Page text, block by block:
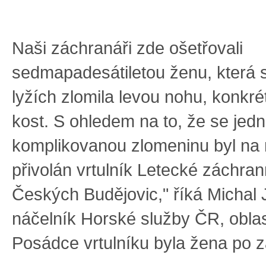
Naši záchranáři zde ošetřovali
sedmapadesátiletou ženu, která
lyžích zlomila levou nohu,
kost. S ohledem na to, že se
komplikovanou zlomeninu byl na
přivolán vrtulník Letecké
Českých Budějovic," říká Michal
náčelník Horské služby ČR,
Posádce vrtulníku byla žena po